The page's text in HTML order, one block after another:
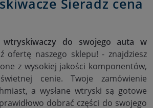
wtryskiwaczy do swojego auta w
ofertę naszego sklepu! - znajdziesz
z wysokiej jakości komponentów,
cenie. Twoje zamówienie
a wysłane wtryski są gotowe
dobrać części do swojego